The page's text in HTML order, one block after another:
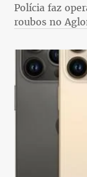
Polícia faz
roubos no